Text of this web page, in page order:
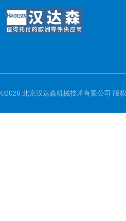
©2026 北京汉达森机械技术有限公司 版